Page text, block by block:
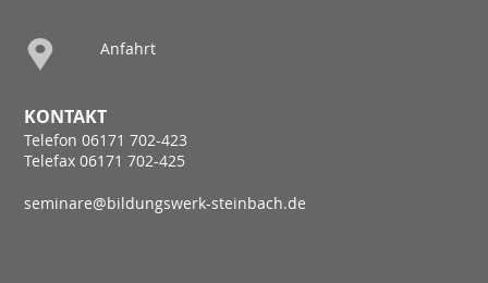
Anfahrt
KONTAKT
Telefon 06171 702-423
Telefax 06171 702-425
seminare@bildungswerk-steinbach.de